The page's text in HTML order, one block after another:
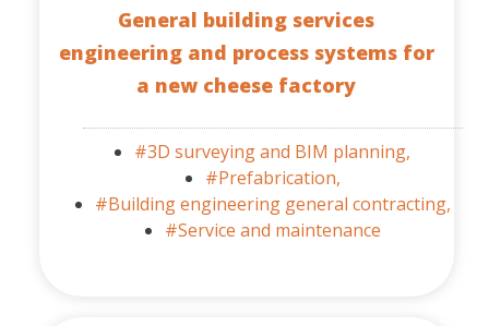
General building services
engineering and process systems for
a new cheese factory
#3D surveying and BIM planning,
#Prefabrication,
#Building engineering general contracting,
#Service and maintenance